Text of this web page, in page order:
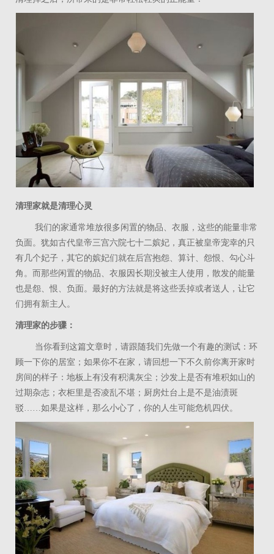
清理家就是清理心灵
我们的家通常堆放很多闲置的物品、衣服，这些的能量非常
负面。犹如古代皇帝三宫六院七十二嫔妃，真正被皇帝宠幸的只
有几个妃子，其它的嫔妃们就在后宫抱怨、算计、怨恨、勾心斗
角。而那些闲置的物品、衣服因长期没被主人使用，散发的能量
也是怨、恨、负面。最好的方法就是将这些丢掉或者送人，让它
们拥有新主人。
清理家的步骤：
当你看到这篇文章时，请跟随我们先做一个有趣的测试：环
顾一下你的居室；如果你不在家，请回想一下不久前你离开家时
房间的样子：地板上有没有积满灰尘；沙发上是否有堆积如山的
过期杂志；衣柜里是否凌乱不堪；厨房灶台上是不是油渍斑
驳……如果是这样，那么小心了，你的人生可能危机四伏。